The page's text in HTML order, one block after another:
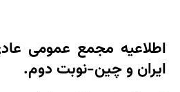
اطلاعیه مجمع عمومی
ایران و چین-نوبت دوم.